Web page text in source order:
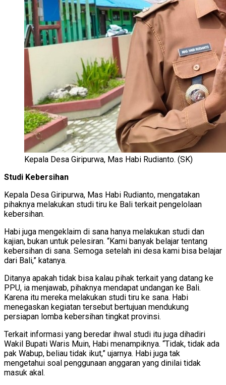
Kepala Desa Giripurwa, Mas Habi Rudianto. (SK)
Studi Kebersihan
Kepala Desa Giripurwa, Mas Habi Rudianto, mengatakan
pihaknya melakukan studi tiru ke Bali terkait pengelolaan
kebersihan.
Habi juga mengeklaim di sana hanya melakukan studi dan
kajian, bukan untuk pelesiran. “Kami banyak belajar tentang
kebersihan di sana. Semoga setelah ini desa kami bisa belajar
dari Bali,” katanya.
Ditanya apakah tidak bisa kalau pihak terkait yang datang ke
PPU, ia menjawab, pihaknya mendapat undangan ke Bali.
Karena itu mereka melakukan studi tiru ke sana. Habi
menegaskan kegiatan tersebut bertujuan mendukung
persiapan lomba kebersihan tingkat provinsi.
Terkait informasi yang beredar ihwal studi itu juga dihadiri
Wakil Bupati Waris Muin, Habi menampiknya. “Tidak, tidak ada
pak Wabup, beliau tidak ikut,” ujarnya. Habi juga tak
mengetahui soal penggunaan anggaran yang dinilai tidak
masuk akal.